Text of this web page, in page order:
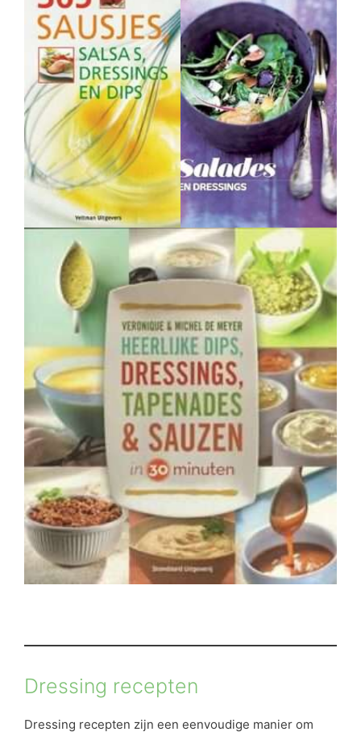
Dressing recepten
Dressing recepten zijn een eenvoudige manier om